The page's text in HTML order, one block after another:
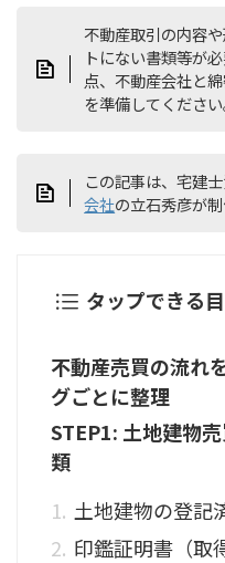
不動産取引の内容
トにない書類等が
点、不動産会社と
を準備してください
この記事は、宅建
会社の立石秀彦が制
タップできる
不動産売買の流れ
グごとに整理
STEP1: 土地建物
類
土地建物の登記
印鑑証明書（取